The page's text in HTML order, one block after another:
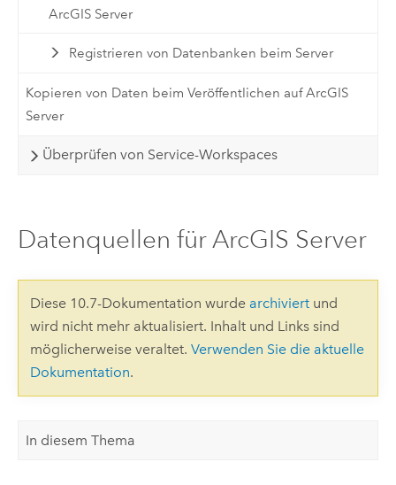
ArcGIS Server
Registrieren von Datenbanken beim Server
Kopieren von Daten beim Veröffentlichen auf ArcGIS
Server
Überprüfen von Service-Workspaces
Datenquellen für ArcGIS Server
Diese 10.7-Dokumentation wurde archiviertund
wird nicht mehr aktualisiert. Inhalt und Links sind
möglicherweise veraltet. Verwenden Sie die aktuelle
Dokumentation.
In diesem Thema